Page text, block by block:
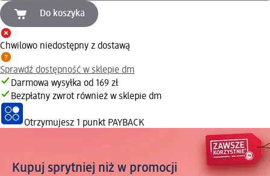
Do koszyka
Chwilowo niedostępny z dostawą
Sprawdź dostępność w sklepie dm
Darmowa wysyłka od 169 zł
Bezpłatny zwrot również w sklepie dm
Otrzymujesz 1 punkt PAYBACK
Kupuj sprytniej niż w promocji